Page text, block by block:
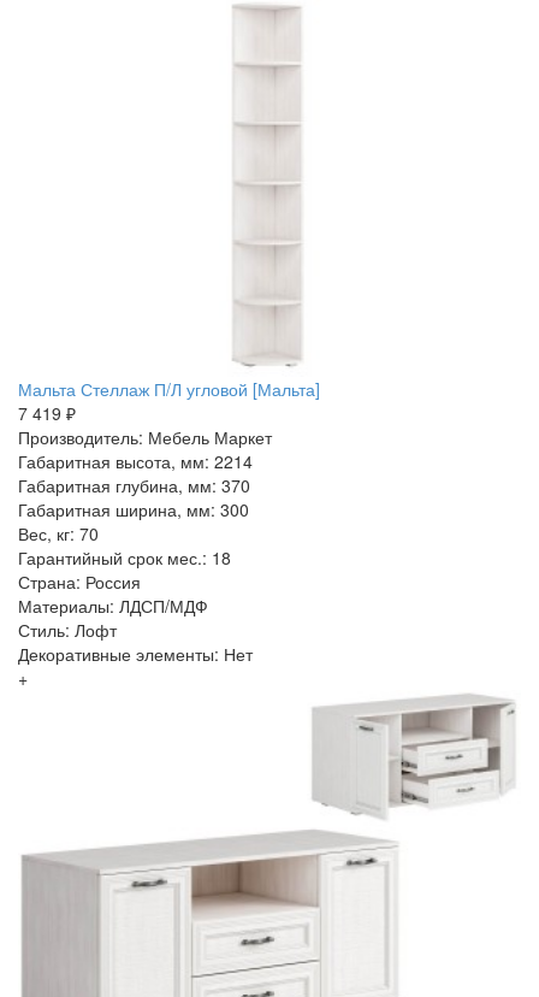
Мальта Стеллаж П/Л угловой [Мальта]
7 419 ₽
Производитель: Мебель Маркет
Габаритная высота, мм: 2214
Габаритная глубина, мм: 370
Габаритная ширина, мм: 300
Вес, кг: 70
Гарантийный срок мес.: 18
Страна: Россия
Материалы: ЛДСП/МДФ
Стиль: Лофт
Декоративные элементы: Нет
+